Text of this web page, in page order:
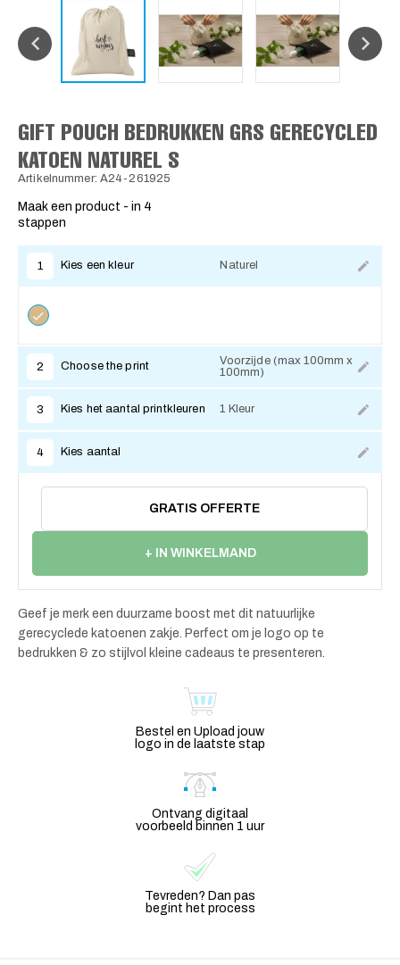
GIFT POUCH BEDRUKKEN GRS GERECYCLED
KATOEN NATUREL S
Artikelnummer: A24-261925
Maak een product - in 4
stappen
1 Kies een kleur Naturel
2 Choose the print
Voorzijde (max 100mm x
100mm)
3 Kies het aantal printkleuren 1 Kleur
4 Kies aantal
GRATIS OFFERTE
+ IN WINKELMAND
Geef je merk een duurzame boost met dit natuurlijke
gerecyclede katoenen zakje. Perfect om je logo op te
bedrukken & zo stijlvol kleine cadeaus te presenteren.
Bestel en Upload jouw
logo in de laatste stap
Ontvang digitaal
voorbeeld binnen 1 uur
Tevreden? Dan pas
begint het process